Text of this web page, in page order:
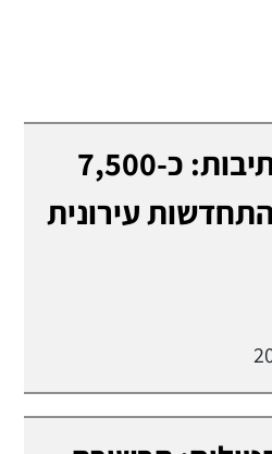
מהלך ענק בנתיבות: כ-7,500
עירונית